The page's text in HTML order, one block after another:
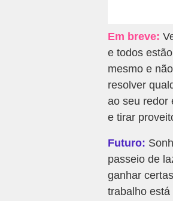
Em breve:
e todos
mesmo e
resolver
ao seu redor
e tirar
Futuro:
passeio de
ganhar
trabalho